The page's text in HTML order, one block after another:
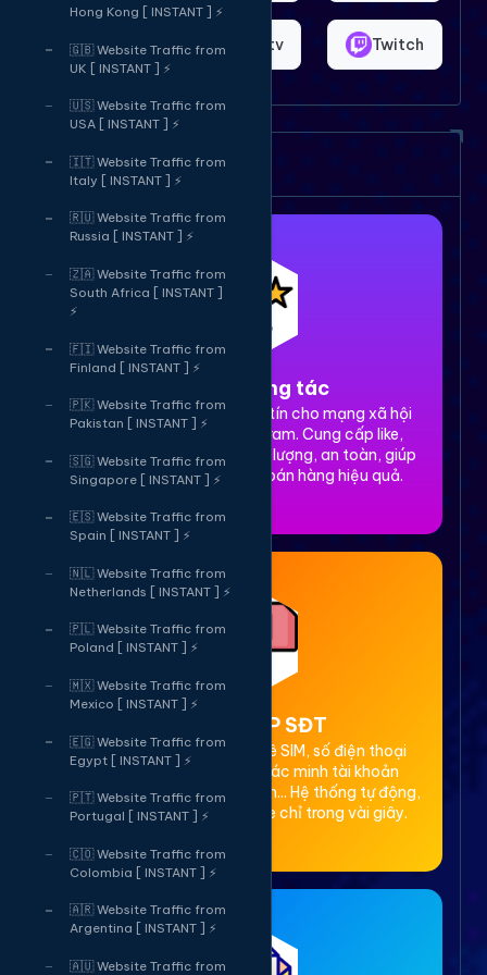
Hong Kong [ INSTANT ] ⚡
🇬🇧 Website Traffic from
UK [ INSTANT ] ⚡
🇺🇸 Website Traffic from
USA [ INSTANT ] ⚡
🇮🇹 Website Traffic from
Italy [ INSTANT ] ⚡
🇷🇺 Website Traffic from
Russia [ INSTANT ] ⚡
🇿🇦 Website Traffic from
South Africa [ INSTANT ]
⚡
🇫🇮 Website Traffic from
Finland [ INSTANT ] ⚡
🇵🇰 Website Traffic from
Pakistan [ INSTANT ] ⚡
🇸🇬 Website Traffic from
Singapore [ INSTANT ] ⚡
🇪🇸 Website Traffic from
Spain [ INSTANT ] ⚡
🇳🇱 Website Traffic from
Netherlands [ INSTANT ] ⚡
🇵🇱 Website Traffic from
Poland [ INSTANT ] ⚡
🇲🇽 Website Traffic from
Mexico [ INSTANT ] ⚡
🇪🇬 Website Traffic from
Egypt [ INSTANT ] ⚡
🇵🇹 Website Traffic from
Portugal [ INSTANT ] ⚡
🇨🇴 Website Traffic from
Colombia [ INSTANT ] ⚡
🇦🇷 Website Traffic from
Argentina [ INSTANT ] ⚡
🇦🇺 Website Traffic from
Shopee Bigo.tv Twitch
Dịch vụ của chúng tôi
1. Tăng tương tác
Dịch vụ tăng tương tác uy tín cho mạng xã hội
Facebook, TikTok, Instagram. Cung cấp like,
share, comment, view chất lượng, an toàn, giúp
xây dựng thương hiệu và bán hàng hiệu quả.
2. Thuê OTP SĐT
Cung cấp dịch vụ cho thuê SIM, số điện thoại
(SĐT) để nhận mã OTP xác minh tài khoản
Facebook, Google, Telegram... Hệ thống tự động,
bảo mật, giá rẻ, nhận code chỉ trong vài giây.